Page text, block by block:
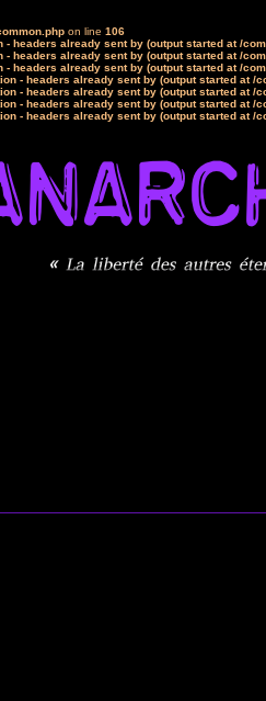
on line 106
- headers already sent by (output started at /
- headers already sent by (output started at /
- headers already sent by (output started at /
- headers already sent by (output started at /
- headers already sent by (output started at /
- headers already sent by (output started at /
- headers already sent by (output started at /